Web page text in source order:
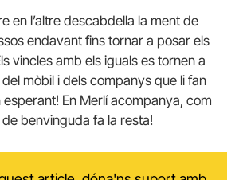
en l’altre descabdella la ment de
endavant fins tornar a posar els
vincles amb els iguals es tornen a
mòbil i dels companys que li fan
esperant! En Merlí acompanya, com
benvinguda fa la resta!